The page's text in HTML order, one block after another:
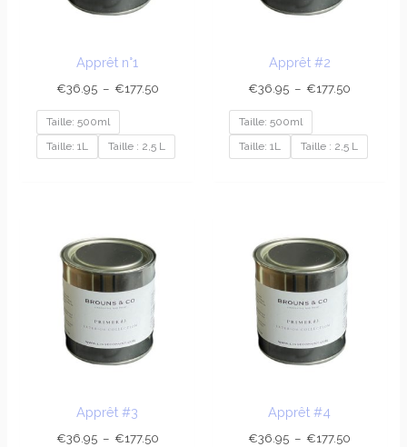
Apprêt n°1
€36.95 – €177.50
Taille: 500ml
Taille: 1L
Taille : 2,5 L
Apprêt #2
€36.95 – €177.50
Taille: 500ml
Taille: 1L
Taille : 2,5 L
Apprêt #3
€36.95 – €177.50
Apprêt #4
€36.95 – €177.50